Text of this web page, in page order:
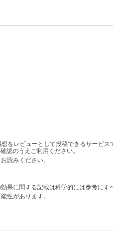
をレビューとして投稿できるサービ
認のうえご利用ください。
読みください。
に関する記載は科学的には参考にす
性があります。